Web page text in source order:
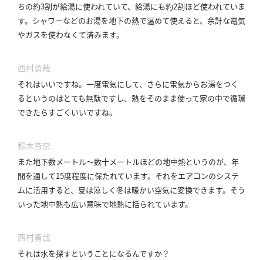
ちの約3割が給湯に使われていて、給湯にも約2割ほど使われていま
す。 シャワーなどのお湯を地下の熱で温めて使えると、余計な電気
やガスを使わなくて済みます。
西村勇哉
それはいいですね。 一度電気にして、さらに電気からお湯をつく
るというのはとても無駄ですし、熱をそのまま使って家の中で循環
できたらすごくいいですね。
鈴木杏奈
また地下数メートル〜数十メートルほどの地中熱というのが、年
間を通して15度程度に保たれています。 それをエアコンのシステ
ムに活用すると、夏は涼しく冬は暖かい空気に変換できます。 そう
いった地中熱も広い意味で地熱に括られています。
西村勇哉
それは水を探すということになるんですか？